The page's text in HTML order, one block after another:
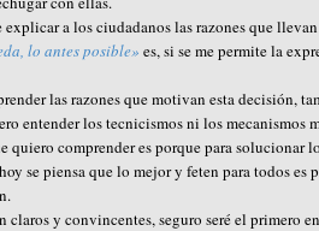
a los ciudadanos las razones que
lo antes posible» es, si se me permite la
las razones que motivan esta decisión,
entender los tecnicismos ni los mecanismos
quiero comprender es porque para solucionar
se piensa que lo mejor y feten para todos
claros y convincentes, seguro seré el primero